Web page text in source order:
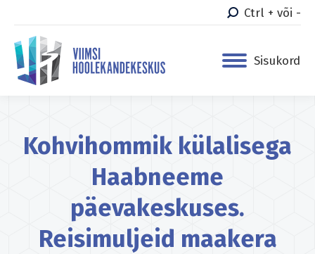
Ctrl + või -
Sisukord
Kohvihommik külalisega
Haabneeme
päevakeskuses.
Reisimuljeid maakera